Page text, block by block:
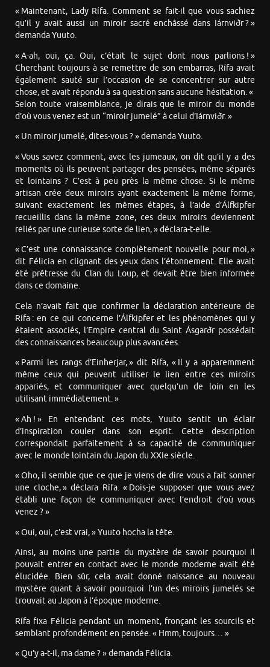
« Maintenant, Lady Rífa. Comment se fait-il que vous sachiez
qu’il y avait aussi un miroir sacré enchâssé dans Iárnviðr ? »
demanda Yuuto.
« A-ah, oui, ça. Oui, c’était le sujet dont nous parlions ! »
Cherchant toujours à se remettre de son embarras, Rífa avait
également sauté sur l’occasion de se concentrer sur autre
chose, et avait répondu à sa question sans aucune hésitation. «
Selon toute vraisemblance, je dirais que le miroir du monde
d’où vous venez est un “miroir jumelé” à celui d’Iárnviðr. »
« Un miroir jumelé, dites-vous ? » demanda Yuuto.
« Vous savez comment, avec les jumeaux, on dit qu’il y a des
moments où ils peuvent partager des pensées, même séparés
et lointains ? C’est à peu près la même chose. Si le même
artisan crée deux miroirs ayant exactement la même forme,
suivant exactement les mêmes étapes, à l’aide d’Álfkipfer
recueillis dans la même zone, ces deux miroirs deviennent
reliés par une curieuse sorte de lien, » déclara-t-elle.
« C’est une connaissance complètement nouvelle pour moi, »
dit Félicia en clignant des yeux dans l’étonnement. Elle avait
été prêtresse du Clan du Loup, et devait être bien informée
dans ce domaine.
Cela n’avait fait que confirmer la déclaration antérieure de
Rífa : en ce qui concerne l’Álfkipfer et les phénomènes qui y
étaient associés, l’Empire central du Saint Ásgarðr possédait
des connaissances beaucoup plus avancées.
« Parmi les rangs d’Einherjar, » dit Rífa, « Il y a apparemment
même ceux qui peuvent utiliser le lien entre ces miroirs
appariés, et communiquer avec quelqu’un de loin en les
utilisant immédiatement. »
« Ah ! » En entendant ces mots, Yuuto sentit un éclair
d’inspiration couler dans son esprit. Cette description
correspondait parfaitement à sa capacité de communiquer
avec le monde lointain du Japon du XXIe siècle.
« Oho, il semble que ce que je viens de dire vous a fait sonner
une cloche, » déclara Rífa. « Dois-je supposer que vous avez
établi une façon de communiquer avec l’endroit d’où vous
venez ? »
« Oui, oui, c’est vrai, » Yuuto hocha la tête.
Ainsi, au moins une partie du mystère de savoir pourquoi il
pouvait entrer en contact avec le monde moderne avait été
élucidée. Bien sûr, cela avait donné naissance au nouveau
mystère quant à savoir pourquoi l’un des miroirs jumelés se
trouvait au Japon à l’époque moderne.
Rífa fixa Félicia pendant un moment, fronçant les sourcils et
semblant profondément en pensée. « Hmm, toujours… »
« Qu’y a-t-il, ma dame ? » demanda Félicia.